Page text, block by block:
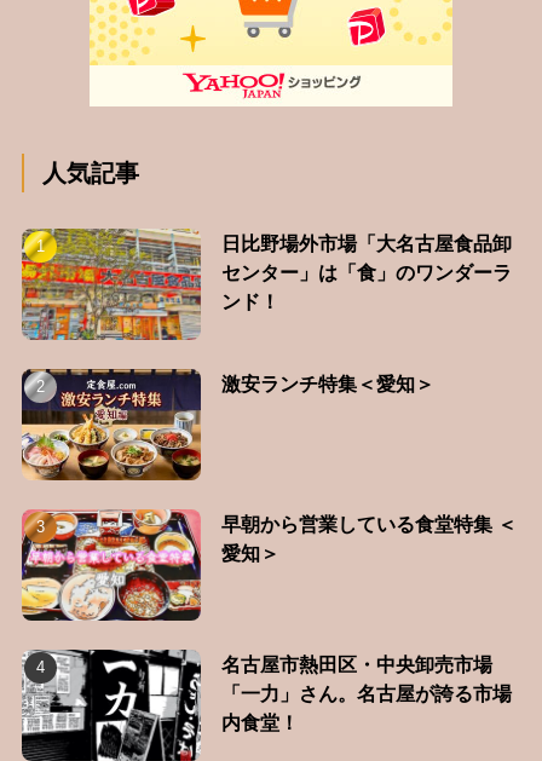
人気記事
日比野場外市場「大名古屋食品卸
センター」は「食」のワンダーラ
ンド！
激安ランチ特集＜愛知＞
早朝から営業している食堂特集 ＜
愛知＞
名古屋市熱田区・中央卸売市場
「一力」さん。名古屋が誇る市場
内食堂！